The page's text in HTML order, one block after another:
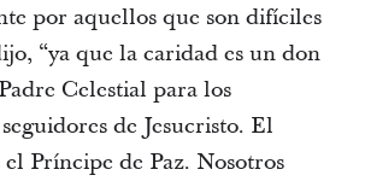
por aquellos que son difíciles
“ya que la caridad es un don
Celestial para los
de Jesucristo. El
el Príncipe de Paz. Nosotros